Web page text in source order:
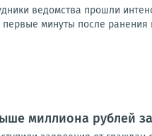
ведомства прошли
первые минуты после
миллиона рублей